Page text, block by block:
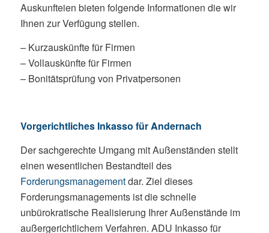
Auskunfteien bieten folgende Informationen die wir
Ihnen zur Verfügung stellen.
– Kurzauskünfte für Firmen
– Vollauskünfte für Firmen
– Bonitätsprüfung von Privatpersonen
Vorgerichtliches Inkasso für Andernach
Der sachgerechte Umgang mit Außenständen stellt
einen wesentlichen Bestandteil des
Forderungsmanagementdar. Ziel dieses
Forderungsmanagements ist die schnelle
unbürokratische Realisierung Ihrer Außenstände im
außergerichtlichem Verfahren. ADU Inkasso für